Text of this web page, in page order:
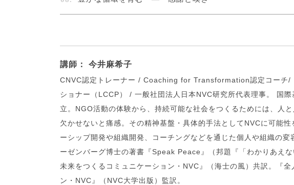
講師： 今井麻希子
CNVC認定トレーナー / Coaching for Transformation認定コーチ/
ショナー（LCCP） / 一般社団法人日本NVC研究所代表理事。 国
立。NGO活動の体験から、持続可能な社会をつくるためには、人
欠かせないと痛感。その精神基盤・具体的手法としてNVCに可能
ーシップ開発や組織開発、コーチングなどを通じた個人や組織の
ーゼンバーグ博士の著書『Speak Peace』（邦題『「わかりあえ
未来をつくるコミュニケーション・NVC』（海士の風）共訳。『
ン・NVC』（NVC大学出版）監訳。